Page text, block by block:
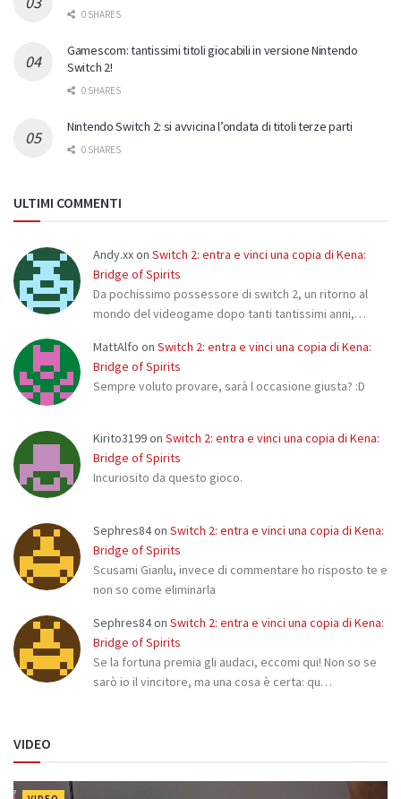
0 SHARES
Gamescom: tantissimi titoli giocabili in versione Nintendo
Switch 2!
0 SHARES
Nintendo Switch 2: si avvicina l’ondata di titoli terze parti
0 SHARES
ULTIMI COMMENTI
Andy.xxon Switch 2: entra e vinci una copia di Kena:
Bridge of Spirits
Da pochissimo possessore di switch 2, un ritorno al
mondo del videogame dopo tanti tantissimi anni,…
MattAlfo on Switch 2: entra e vinci una copia di Kena:
Bridge of Spirits
Sempre voluto provare, sarà l occasione giusta? :D
Kirito3199on Switch 2: entra e vinci una copia di Kena:
Bridge of Spirits
Incuriosito da questo gioco.
Sephres84on Switch 2: entra e vinci una copia di Kena:
Bridge of Spirits
Scusami Gianlu, invece di commentare ho risposto te e
non so come eliminarla
Sephres84on Switch 2: entra e vinci una copia di Kena:
Bridge of Spirits
Se la fortuna premia gli audaci, eccomi qui! Non so se
sarò io il vincitore, ma una cosa è certa: qu…
VIDEO